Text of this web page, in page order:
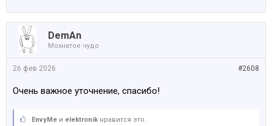
DemAn
Мохнатое чудо
#2608
26 фев 2026
Очень важное уточнение, спасибо!
EnvyMe и elektronik нравится это.